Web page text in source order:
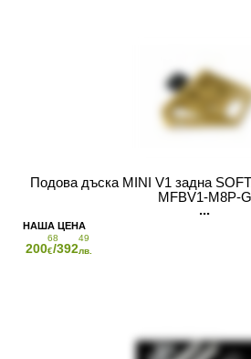
Подова дъска MINI V1 задна
MFBV1-M8P-G
200
68
€/392
49
лв.